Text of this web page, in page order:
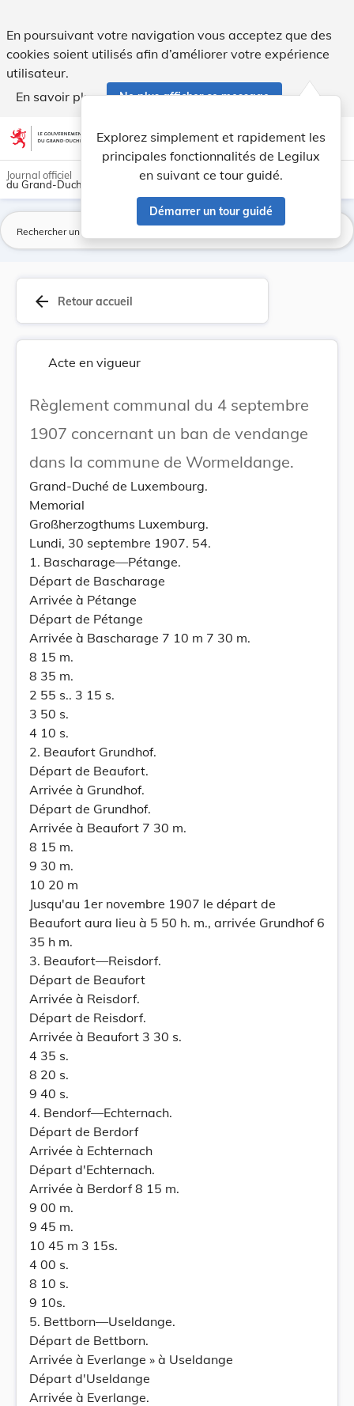
En poursuivant votre navigation vous acceptez que des
cookies soient utilisés afin d’améliorer votre expérience
utilisateur.
En savoir plus
Ne plus afficher ce message
Aller au contenu account_circle help Aide
Explorez simplement et rapidement les
principales fonctionnalités de Legilux
en suivant ce tour guidé.
Démarrer un tour guidé
light_mode dark_mode
Journal officiel
du Grand-Duché de Luxembourg
arrow_back Retour accueil
Acte en vigueur
Règlement communal du 4 septembre
1907 concernant un ban de vendange
dans la commune de Wormeldange.
Grand-Duché de Luxembourg.
Memorial
Großherzogthums Luxemburg.
Lundi, 30 septembre 1907. 54.
1. Bascharage—Pétange.
Départ de Bascharage
Arrivée à Pétange
Départ de Pétange
Arrivée à Bascharage 7 10 m 7 30 m.
8 15 m.
8 35 m.
2 55 s.. 3 15 s.
3 50 s.
4 10 s.
2. Beaufort Grundhof.
Départ de Beaufort.
Arrivée à Grundhof.
Départ de Grundhof.
Arrivée à Beaufort 7 30 m.
8 15 m.
9 30 m.
10 20 m
Jusqu'au 1er novembre 1907 le départ de
Beaufort aura lieu à 5 50 h. m., arrivée Grundhof 6
35 h m.
3. Beaufort—Reisdorf.
Départ de Beaufort
Arrivée à Reisdorf.
Départ de Reisdorf.
Arrivée à Beaufort 3 30 s.
4 35 s.
8 20 s.
9 40 s.
4. Bendorf—Echternach.
Départ de Berdorf
Arrivée à Echternach
Départ d'Echternach.
Arrivée à Berdorf 8 15 m.
9 00 m.
9 45 m.
10 45 m 3 15s.
4 00 s.
8 10 s.
9 10s.
5. Bettborn—Useldange.
Départ de Bettborn.
Arrivée à Everlange » à Useldange
Départ d'Useldange
Arrivée à Everlange.